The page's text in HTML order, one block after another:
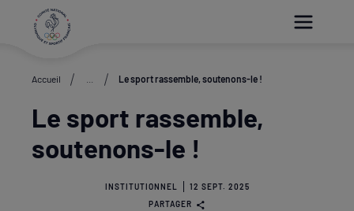
Accueil Le sport rassemble, soutenons-le !
Le sport rassemble,
soutenons-le !
INSTITUTIONNEL
12 SEPT. 2025
PARTAGER
Paramétrer les cookies